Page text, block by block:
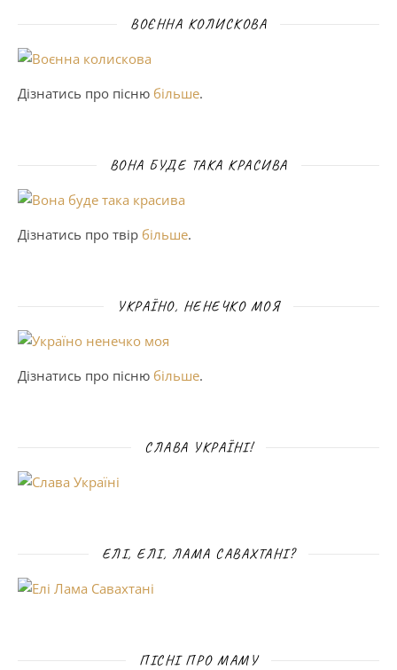
ВОЄННА КОЛИСКОВА
Дізнатись про пісню більше.
ВОНА БУДЕ ТАКА КРАСИВА
Дізнатись про твір більше.
УКРАЇНО, НЕНЕЧКО МОЯ
Дізнатись про пісню більше.
СЛАВА УКРАЇНІ!
ЕЛІ, ЕЛІ, ЛАМА САВАХТАНІ?
ПІСНІ ПРО МАМУ